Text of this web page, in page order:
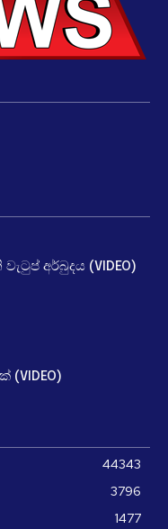
අර්බුදය (VIDEO)
44343
3796
1477